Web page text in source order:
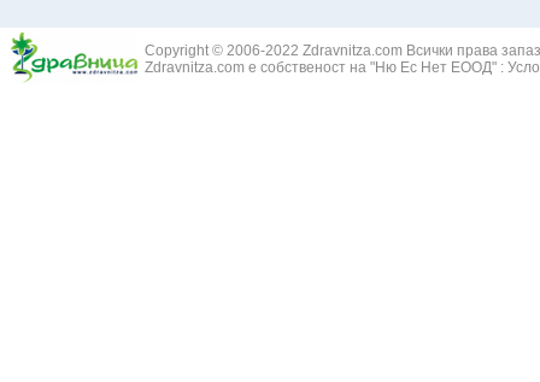
Copyright © 2006-2022 Zdravnitza.com Всички права
Zdravnitza.com е собственост на "Ню Ес Нет ЕООД" :